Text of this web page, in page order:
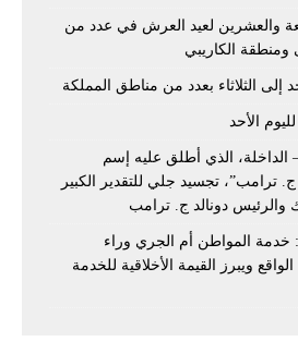
والعشرين لعيد العرش في عدد من
الكاريبي
إلى الثلاثاء بعدد من مناطق المملكة
الأحد
الداخلة، الذي أطلق عليه إسم
ترامب”، تجسيد جلي للتقدير الكبير
والرئيس دونالد ج. ترامب
خدمة المواطن أم الجري وراء
ويبرز القيمة الأخلاقية للخدمة